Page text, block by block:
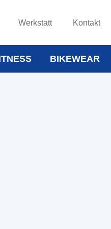
Werkstatt Kontakt
BIKEWEAR